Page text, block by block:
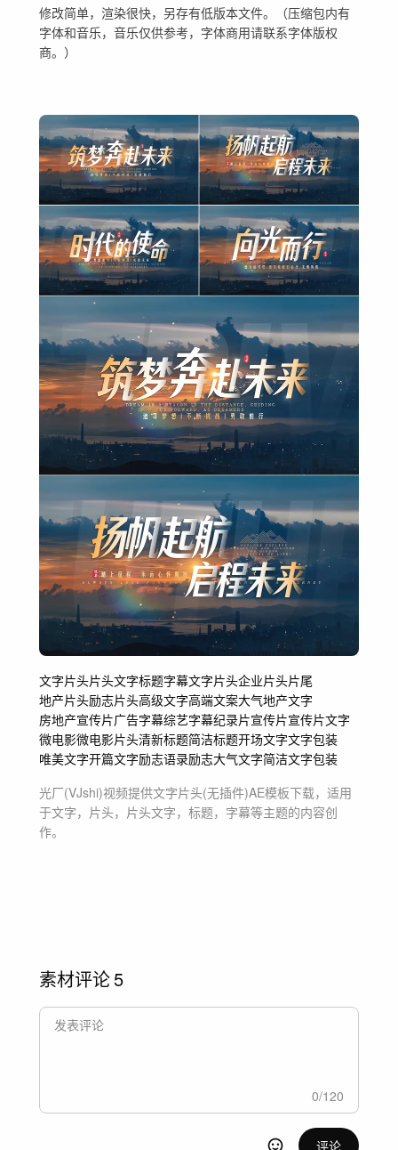
修改简单，渲染很快，另存有低版本文件。（压缩包内有
字体和音乐，音乐仅供参考，字体商用请联系字体版权
商。）
文字片头片头文字标题字幕文字片头企业片头片尾
地产片头励志片头高级文字高端文案大气地产文字
房地产宣传片广告字幕综艺字幕纪录片宣传片宣传片文字
微电影微电影片头清新标题简洁标题开场文字文字包装
唯美文字开篇文字励志语录励志大气文字简洁文字包装
光厂(VJshi)视频提供文字片头(无插件)AE模板下载，适用
于文字，片头，片头文字，标题，字幕等主题的内容创
作。
素材评论5
0/120
评论